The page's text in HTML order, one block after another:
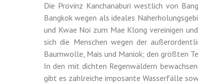
Die Provinz Kanchanaburi westlich von
Bangkok wegen als ideales
und Kwae Noi zum Mae Klong vereinigen
sich die Menschen wegen der
Baumwolle, Mais und Maniok; den größten
In den mit dichten Regenwäldern
gibt es zahlreiche imposante Wasserfälle